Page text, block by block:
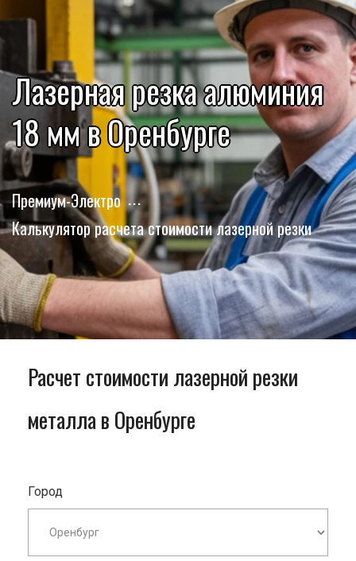
Лазерная резка алюминия
18 мм в Оренбурге
Премиум-Электро
Калькулятор расчета стоимости лазерной резки
Расчет стоимости лазерной резки
металла в Оренбурге
Город